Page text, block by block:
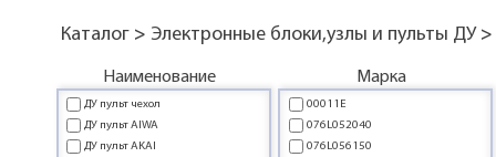
Каталог > Электронные блоки,узлы и пульты ДУ>
Наименование
ДУ пульт чехол
ДУ пульт AIWA
ДУ пульт AKAI
Марка
00011E
076L052040
076L056150